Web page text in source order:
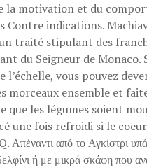
la motivation et du
indications.
traité stipulant des
du Seigneur de Monaco.
l’échelle, vous pouvez
ensemble et
que les légumes soient
une fois refroidi si le
από το Αγκίστρι
ή με μικρά σκάφη που